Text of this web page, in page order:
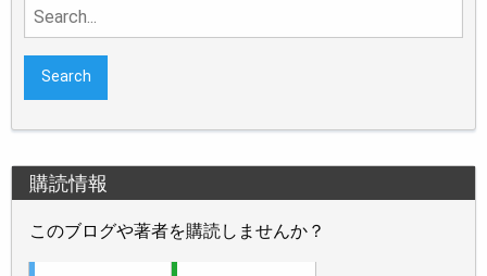
Search
for:
購読情報
このブログや著者を購読しませんか？